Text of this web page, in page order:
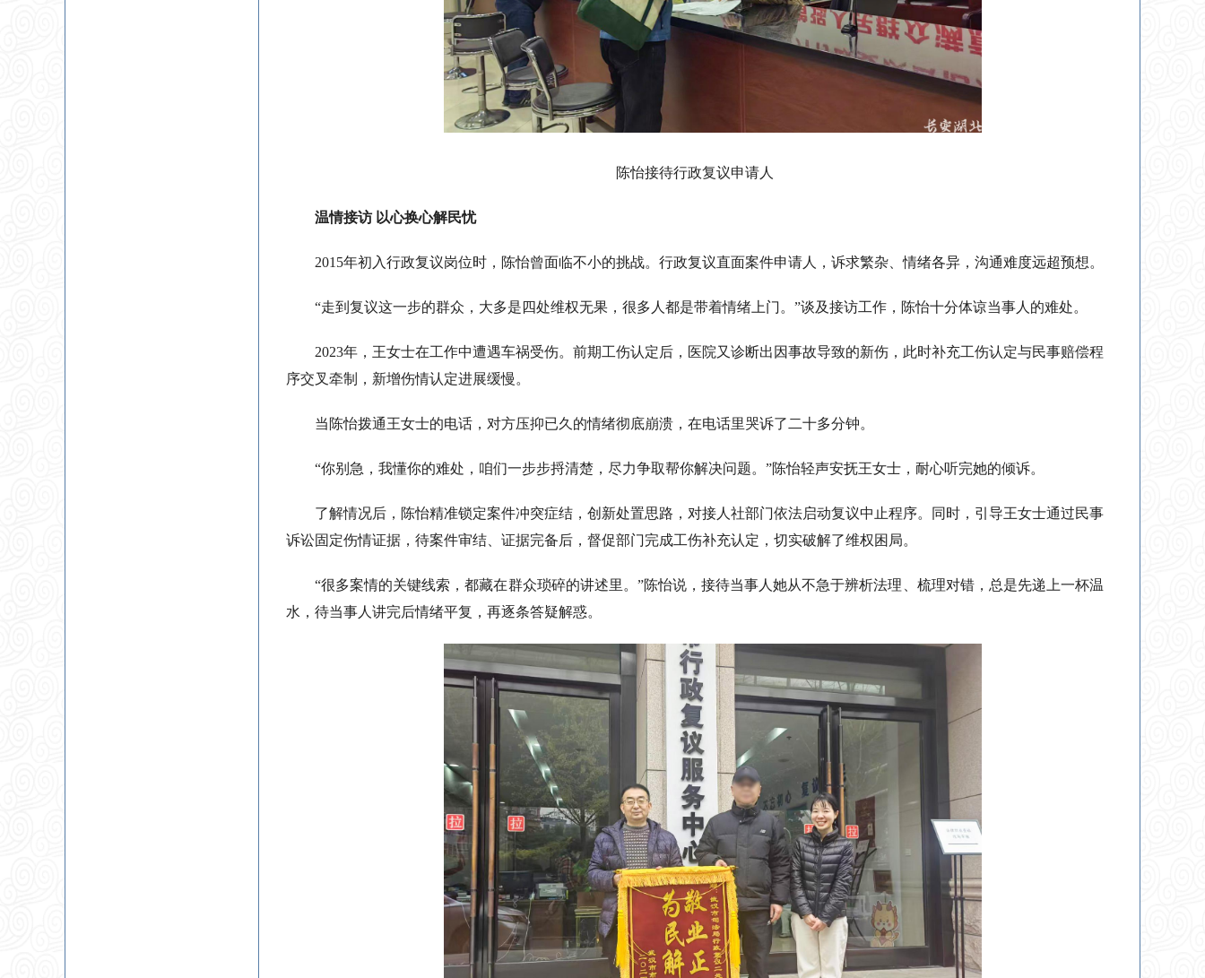
陈怡接待行政复议申请人
温情接访 以心换心解民忧
2015年初入行政复议岗位时，陈怡曾面临不小的挑战。行政复议直面案件申请人，诉求繁杂、情绪各异，沟通难度远超预想。
“走到复议这一步的群众，大多是四处维权无果，很多人都是带着情绪上门。”谈及接访工作，陈怡十分体谅当事人的难处。
2023年，王女士在工作中遭遇车祸受伤。前期工伤认定后，医院又诊断出因事故导致的新伤，此时补充工伤认定与民事赔偿程
序交叉牵制，新增伤情认定进展缓慢。
当陈怡拨通王女士的电话，对方压抑已久的情绪彻底崩溃，在电话里哭诉了二十多分钟。
“你别急，我懂你的难处，咱们一步步捋清楚，尽力争取帮你解决问题。”陈怡轻声安抚王女士，耐心听完她的倾诉。
了解情况后，陈怡精准锁定案件冲突症结，创新处置思路，对接人社部门依法启动复议中止程序。同时，引导王女士通过民事
诉讼固定伤情证据，待案件审结、证据完备后，督促部门完成工伤补充认定，切实破解了维权困局。
“很多案情的关键线索，都藏在群众琐碎的讲述里。”陈怡说，接待当事人她从不急于辨析法理、梳理对错，总是先递上一杯温
水，待当事人讲完后情绪平复，再逐条答疑解惑。